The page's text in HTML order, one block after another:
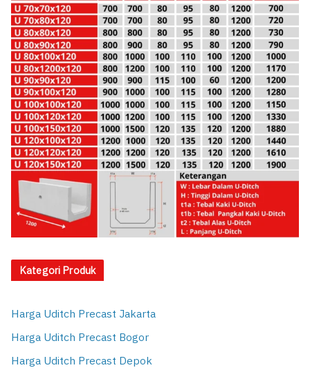
Kategori Produk
Harga Uditch Precast Jakarta
Harga Uditch Precast Bogor
Harga Uditch Precast Depok